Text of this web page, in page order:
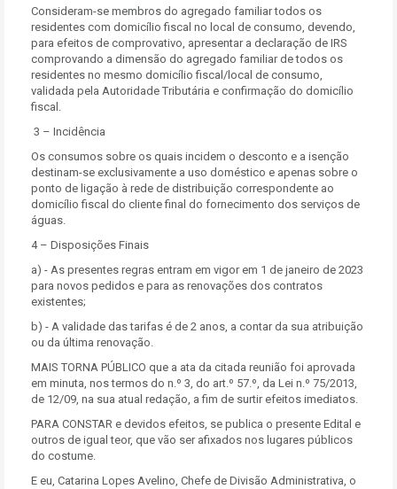
Consideram-se membros do agregado familiar todos os
residentes com domicílio fiscal no local de consumo, devendo,
para efeitos de comprovativo, apresentar a declaração de IRS
comprovando a dimensão do agregado familiar de todos os
residentes no mesmo domicílio fiscal/local de consumo,
validada pela Autoridade Tributária e confirmação do domicílio
fiscal.
3 – Incidência
Os consumos sobre os quais incidem o desconto e a isenção
destinam-se exclusivamente a uso doméstico e apenas sobre o
ponto de ligação à rede de distribuição correspondente ao
domicílio fiscal do cliente final do fornecimento dos serviços de
águas.
4 – Disposições Finais
a) - As presentes regras entram em vigor em 1 de janeiro de 2023
para novos pedidos e para as renovações dos contratos
existentes;
b) - A validade das tarifas é de 2 anos, a contar da sua atribuição
ou da última renovação.
MAIS TORNA PÚBLICO que a ata da citada reunião foi aprovada
em minuta, nos termos do n.º 3, do art.º 57.º, da Lei n.º 75/2013,
de 12/09, na sua atual redação, a fim de surtir efeitos imediatos.
PARA CONSTAR e devidos efeitos, se publica o presente Edital e
outros de igual teor, que vão ser afixados nos lugares públicos
do costume.
E eu, Catarina Lopes Avelino, Chefe de Divisão Administrativa, o